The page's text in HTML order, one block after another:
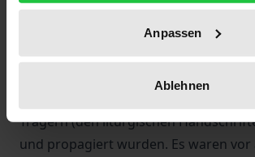
Anpassen
Ablehnen
und Medien in den Vordergrund
geht dabei von der Voraussetzung
im Mittelalter nicht nur in narrativen
Trägern (den liturgischen
und propagiert wurden. Es waren vor